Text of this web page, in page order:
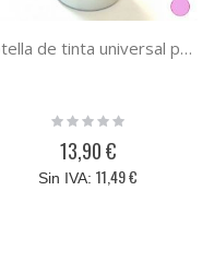
Botella de tinta universal para Epson magenta claro 1 litro
Rating:
13,90 €
11,49 €